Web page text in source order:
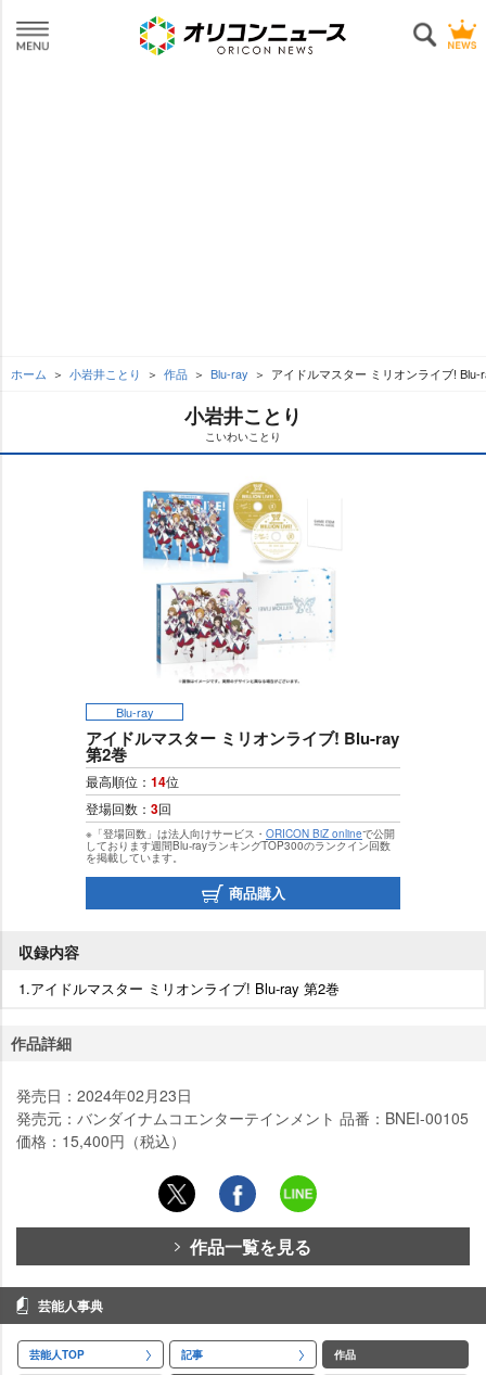
ホーム 小岩井ことり 作品 Blu-ray アイドルマスター ミリオンライブ! Blu-
小岩井ことり
こいわいことり
Blu-ray
アイドルマスター ミリオンライブ! Blu-ray
第2巻
最高順位： 14位
登場回数： 3回
※「登場回数」は法人向けサービス・ ORICON BiZ onlineで公開
しております週間Blu-rayランキングTOP300のランクイン回数
を掲載しています。
商品購入
収録内容
1.アイドルマスター ミリオンライブ! Blu-ray 第2巻
作品詳細
発売日：2024年02月23日
発売元：バンダイナムコエンターテインメント 品番：BNEI-00105
価格：15,400円（税込）
作品一覧を見る
芸能人事典
芸能人TOP 記事 作品